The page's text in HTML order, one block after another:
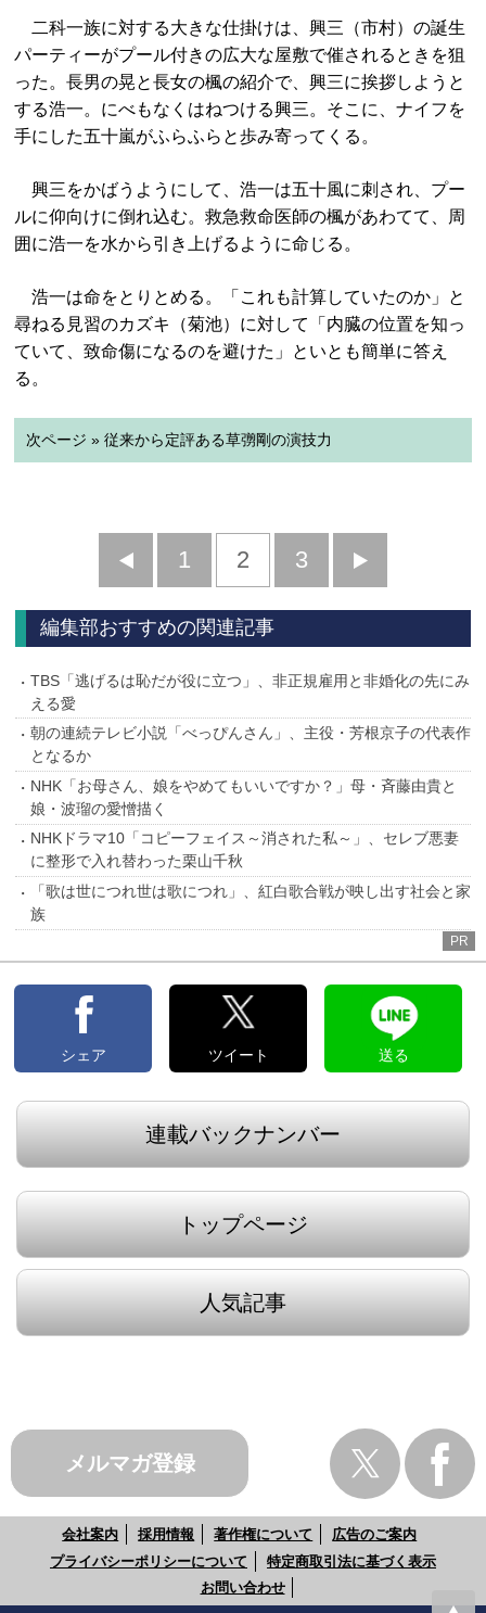
二科一族に対する大きな仕掛けは、興三（市村）の誕生
パーティーがプール付きの広大な屋敷で催されるときを狙
った。長男の晃と長女の楓の紹介で、興三に挨拶しようと
する浩一。にべもなくはねつける興三。そこに、ナイフを
手にした五十嵐がふらふらと歩み寄ってくる。
興三をかばうようにして、浩一は五十風に刺され、プー
ルに仰向けに倒れ込む。救急救命医師の楓があわてて、周
囲に浩一を水から引き上げるように命じる。
浩一は命をとりとめる。「これも計算していたのか」と
尋ねる見習のカズキ（菊池）に対して「内臓の位置を知っ
ていて、致命傷になるのを避けた」といとも簡単に答え
る。
次ページ » 従来から定評ある草彅剛の演技力
前
へ
1 2 3
へ
編集部おすすめの関連記事
TBS「逃げるは恥だが役に立つ」、非正規雇用と非婚化の先にみ
える愛
朝の連続テレビ小説「べっぴんさん」、主役・芳根京子の代表作
となるか
NHK「お母さん、娘をやめてもいいですか？」母・斉藤由貴と
娘・波瑠の愛憎描く
NHKドラマ10「コピーフェイス～消された私～」、セレブ悪妻
に整形で入れ替わった栗山千秋
「歌は世につれ世は歌につれ」、紅白歌合戦が映し出す社会と家
族
PR
シェア ツイート 送る
連載バックナンバー
トップページ
人気記事
メルマガ登録
会社案内 採用情報 著作権について
広告のご案内
プライバシーポリシーについて
特定商取引法に基づく表示
お問い合わせ